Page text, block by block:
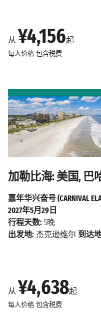
从 ¥4,156起
每人价格 包含税费
加勒比海: 美国, 巴
从 ¥4,638起
每人价格 包含税费
嘉年华兴奋号 (CARNIVAL
2027年5月29日
行程天数: 5晚
出发地: 杰克逊维尔 到达